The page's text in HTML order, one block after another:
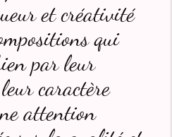
et créativité
qui
par leur
caractère
attention